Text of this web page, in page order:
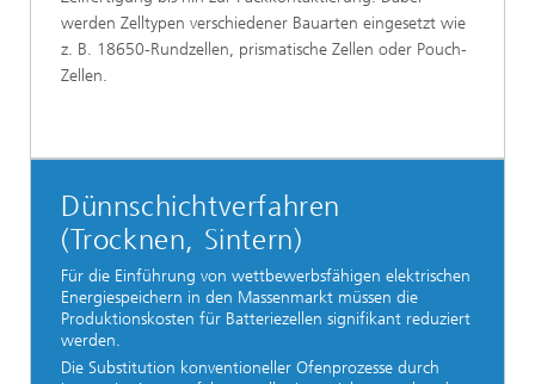
werden Zelltypen verschiedener Bauarten eingesetzt wie
z. B. 18650-Rundzellen, prismatische Zellen oder Pouch-
Zellen.
Dünnschichtverfahren
(Trocknen, Sintern)
Für die Einführung von wettbewerbsfähigen elektrischen
Energiespeichern in den Massenmarkt müssen die
Produktionskosten für Batteriezellen signifikant reduziert
werden.
Die Substitution konventioneller Ofenprozesse durch